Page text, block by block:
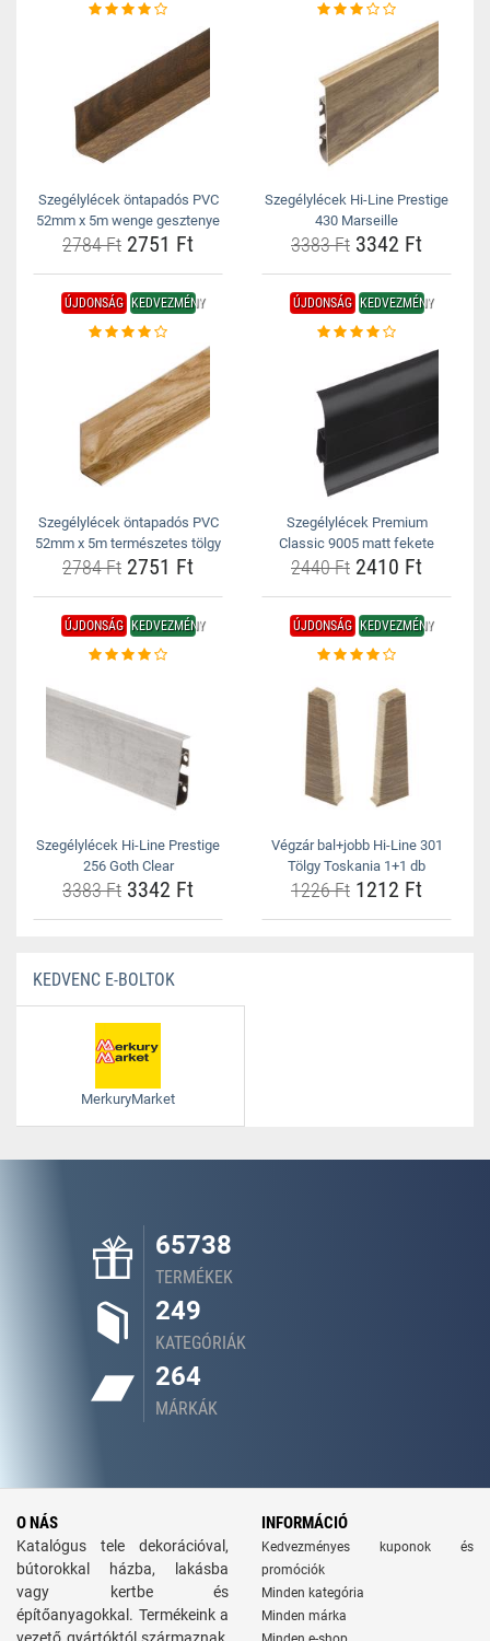
Szegélylécek öntapadós PVC
52mm x 5m wenge gesztenye
2784 Ft 2751 Ft
Szegélylécek Hi-Line Prestige
430 Marseille
3383 Ft 3342 Ft
ÚJDONSÁG KEDVEZMÉNY
Szegélylécek öntapadós PVC
52mm x 5m természetes tölgy
2784 Ft 2751 Ft
ÚJDONSÁG KEDVEZMÉNY
Szegélylécek Premium
Classic 9005 matt fekete
2440 Ft 2410 Ft
ÚJDONSÁG KEDVEZMÉNY
Szegélylécek Hi-Line Prestige
256 Goth Clear
3383 Ft 3342 Ft
ÚJDONSÁG KEDVEZMÉNY
Végzár bal+jobb Hi-Line 301
Tölgy Toskania 1+1 db
1226 Ft 1212 Ft
KEDVENC E-BOLTOK
MerkuryMarket
65738
TERMÉKEK
249
KATEGÓRIÁK
264
MÁRKÁK
O NÁS
Katalógus tele dekorációval,
bútorokkal házba, lakásba
vagy kertbe és
építőanyagokkal. Termékeink a
INFORMÁCIÓ
Kedvezményes kuponok és
promóciók
Minden kategória
Minden márka